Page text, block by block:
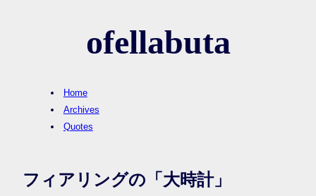
ofellabuta
Home
Archives
Quotes
フィアリングの「大時計」